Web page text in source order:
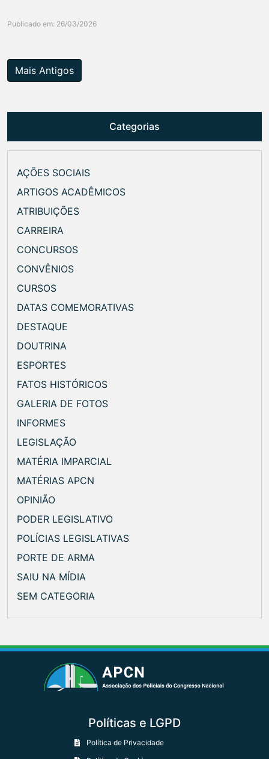
Publicado em: 26/03/2026
Mais Antigos
Categorias
AÇÕES SOCIAIS
ARTIGOS ACADÊMICOS
ATRIBUIÇÕES
CARREIRA
CONCURSOS
CONVÊNIOS
CURSOS
DATAS COMEMORATIVAS
DESTAQUE
DOUTRINA
ESPORTES
FATOS HISTÓRICOS
GALERIA DE FOTOS
INFORMES
LEGISLAÇÃO
MATÉRIA IMPARCIAL
MATÉRIAS APCN
OPINIÃO
PODER LEGISLATIVO
POLÍCIAS LEGISLATIVAS
PORTE DE ARMA
SAIU NA MÍDIA
SEM CATEGORIA
Políticas e LGPD
Política de Privacidade